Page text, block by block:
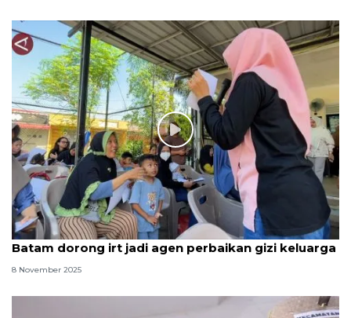
Batam dorong irt jadi agen perbaikan gizi keluarga
8 November 2025